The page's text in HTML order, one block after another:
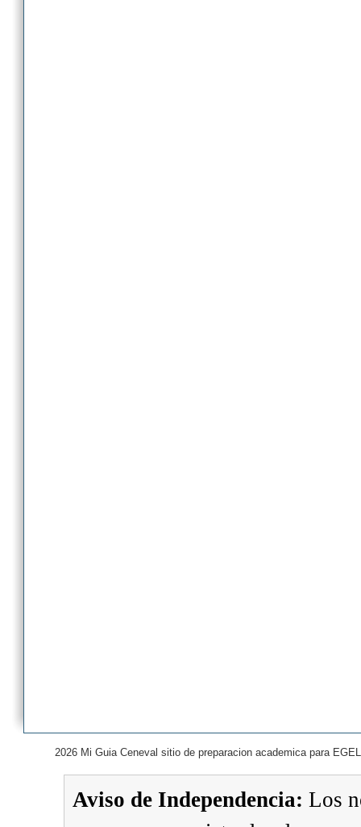
2026 Mi Guia Ceneval sitio de preparacion academica para
Aviso de Independencia: Los